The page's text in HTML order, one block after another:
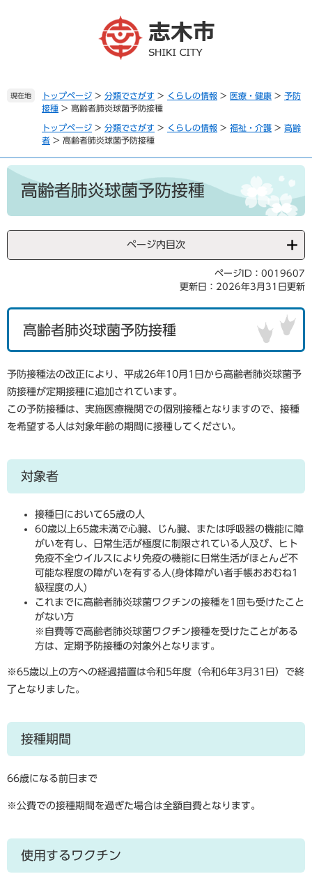
へ
現在地 トップページ > 分類でさがす > くらしの情報 > 医療・健康 > 予防
接種 > 高齢者肺炎球菌予防接種
トップページ > 分類でさがす > くらしの情報 > 福祉・介護 > 高齢
者 > 高齢者肺炎球菌予防接種
本
高齢者肺炎球菌予防接種
ページ内目次
ページID：0019607
更新日：2026年3月31日更新
高齢者肺炎球菌予防接種
予防接種法の改正により、平成26年10月1日から高齢者肺炎球菌予
防接種が定期接種に追加されています。
この予防接種は、実施医療機関での個別接種となりますので、接種
を希望する人は対象年齢の期間に接種してください。
対象者
接種日において65歳の人
60歳以上65歳未満で心臓、じん臓、または呼吸器の機能に障
がいを有し、日常生活が極度に制限されている人及び、ヒト
免疫不全ウイルスにより免疫の機能に日常生活がほとんど不
可能な程度の障がいを有する人(身体障がい者手帳おおむね1
級程度の人)
これまでに高齢者肺炎球菌ワクチンの接種を1回も受けたこと
がない方
※自費等で高齢者肺炎球菌ワクチン接種を受けたことがある
方は、定期予防接種の対象外となります。
※65歳以上の方への経過措置は令和5年度（令和6年3月31日）で終
了となりました。
接種期間
66歳になる前日まで
※公費での接種期間を過ぎた場合は全額自費となります。
使用するワクチン